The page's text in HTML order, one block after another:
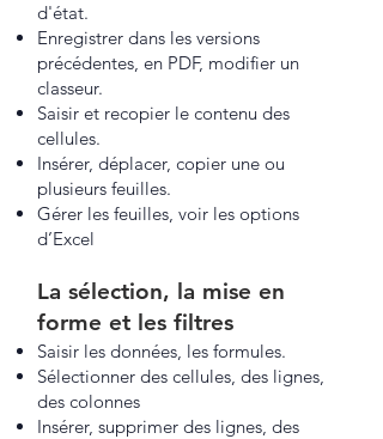
d'état.
Enregistrer dans les versions
précédentes, en PDF, modifier un
classeur.
Saisir et recopier le contenu des
cellules.
Insérer, déplacer, copier une ou
plusieurs feuilles.
Gérer les feuilles, voir les options
d’Excel
La sélection, la mise en
forme et les filtres
Saisir les données, les formules.
Sélectionner des cellules, des lignes,
des colonnes
Insérer, supprimer des lignes, des